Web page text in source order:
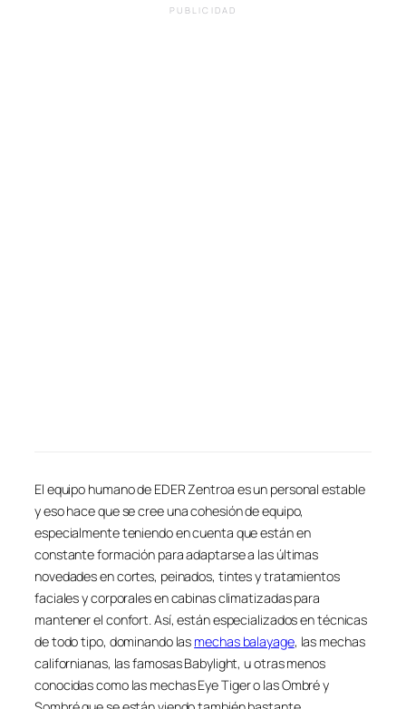
PUBLICIDAD
El equipo humano de EDER Zentroa es un personal estable
y eso hace que se cree una cohesión de equipo,
especialmente teniendo en cuenta que están en
constante formación para adaptarse a las últimas
novedades en cortes, peinados, tintes y tratamientos
faciales y corporales en cabinas climatizadas para
mantener el confort. Así, están especializados en técnicas
de todo tipo, dominando las mechas balayage, las mechas
californianas, las famosas Babylight, u otras menos
conocidas como las mechas Eye Tiger o las Ombré y